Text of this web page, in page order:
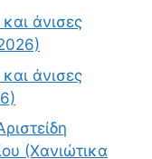
άνισες
άνισες
(Χανιώτικα